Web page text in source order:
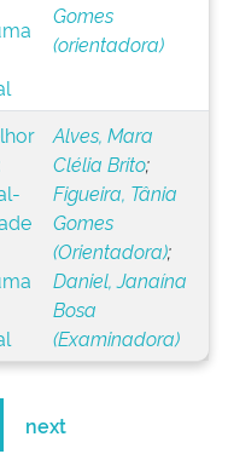
Gomes
(orientadora)
Alves, Mara
Clélia Brito;
Figueira, Tânia
Gomes
(Orientadora);
Daniel, Janaína
Bosa
(Examinadora)
next